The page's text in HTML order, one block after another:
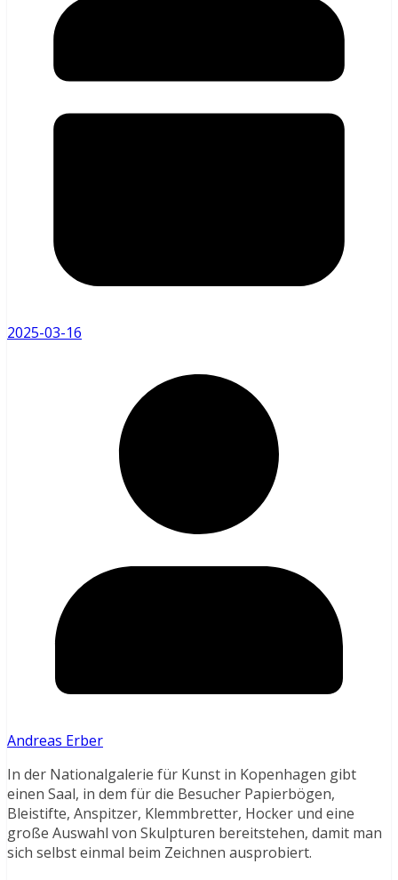
2025-03-16
Andreas Erber
In der Nationalgalerie für Kunst in Kopenhagen gibt
einen Saal, in dem für die Besucher Papierbögen,
Bleistifte, Anspitzer, Klemmbretter, Hocker und eine
große Auswahl von Skulpturen bereitstehen, damit man
sich selbst einmal beim Zeichnen ausprobiert.